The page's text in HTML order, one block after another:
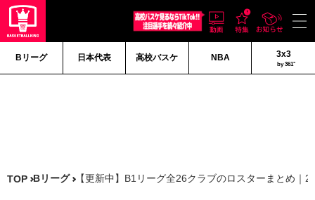
Bリーグ 日本代表 高校バスケ NBA 3x3
by 361°
TOP Bリーグ 【更新中】B1リーグ全26クラブのロスターまとめ｜